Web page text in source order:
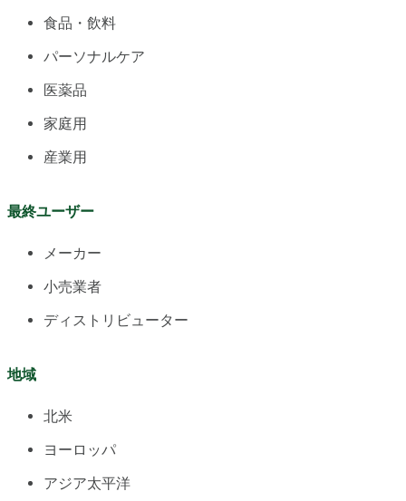
食品・飲料
パーソナルケア
医薬品
家庭用
産業用
最終ユーザー
メーカー
小売業者
ディストリビューター
地域
北米
ヨーロッパ
アジア太平洋